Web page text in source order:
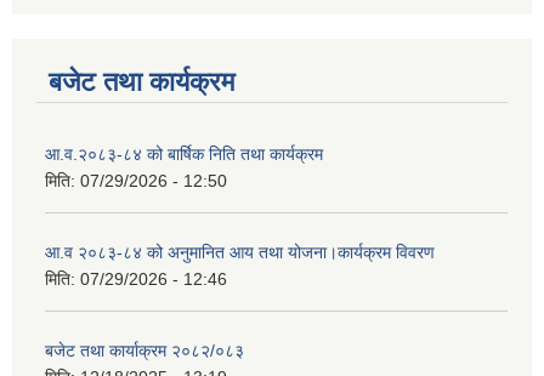
बजेट तथा कार्यक्रम
आ.व.२०८३-८४ को बार्षिक निति तथा कार्यक्रम
मिति: 07/29/2026 - 12:50
आ.व २०८३-८४ को अनुमानित आय तथा योजना।कार्यक्रम विवरण
मिति: 07/29/2026 - 12:46
बजेट तथा कार्याक्रम २०८२/०८३